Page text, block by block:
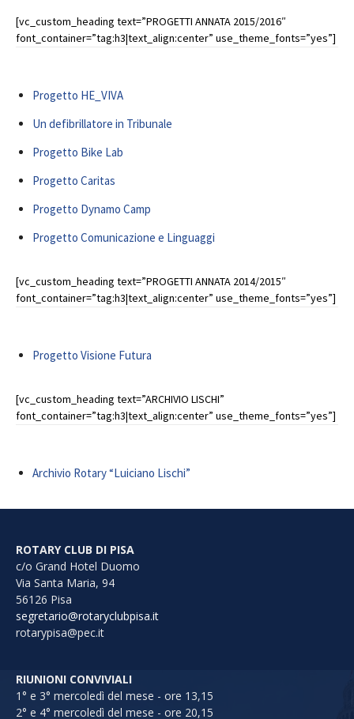
[vc_custom_heading text=”PROGETTI ANNATA 2015/2016″
font_container=”tag:h3|text_align:center” use_theme_fonts=”yes”]
Progetto HE_VIVA
Un defibrillatore in Tribunale
Progetto Bike Lab
Progetto Caritas
Progetto Dynamo Camp
Progetto Comunicazione e Linguaggi
[vc_custom_heading text=”PROGETTI ANNATA 2014/2015″
font_container=”tag:h3|text_align:center” use_theme_fonts=”yes”]
Progetto Visione Futura
[vc_custom_heading text=”ARCHIVIO LISCHI”
font_container=”tag:h3|text_align:center” use_theme_fonts=”yes”]
Archivio Rotary “Luiciano Lischi”
ROTARY CLUB DI PISA
c/o Grand Hotel Duomo
Via Santa Maria, 94
56126 Pisa
segretario@rotaryclubpisa.it
rotarypisa@pec.it
RIUNIONI CONVIVIALI
1° e 3° mercoledì del mese - ore 13,15
2° e 4° mercoledì del mese - ore 20,15